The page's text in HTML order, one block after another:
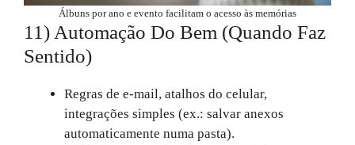
Álbuns por ano e evento facilitam o acesso às memórias
11) Automação Do Bem (quando Faz
Sentido)
Regras de e‑mail, atalhos do celular,
integrações simples (ex.: salvar anexos
automaticamente numa pasta).